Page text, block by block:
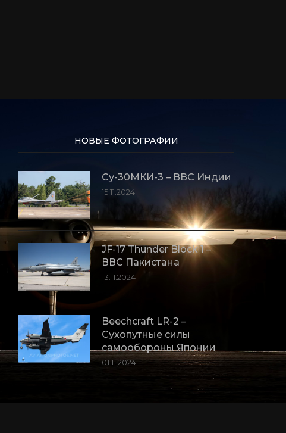
НОВЫЕ ФОТОГРАФИИ
Су-30МКИ-3 – ВВС Индии
15.11.2024
JF-17 Thunder Block 1 –
ВВС Пакистана
13.11.2024
Beechcraft LR-2 –
Сухопутные силы
самообороны Японии
01.11.2024